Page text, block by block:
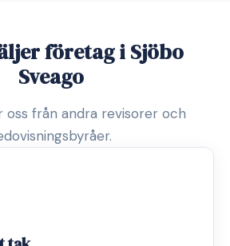
företag i Sjöbo
Sveago
oss från andra revisorer och